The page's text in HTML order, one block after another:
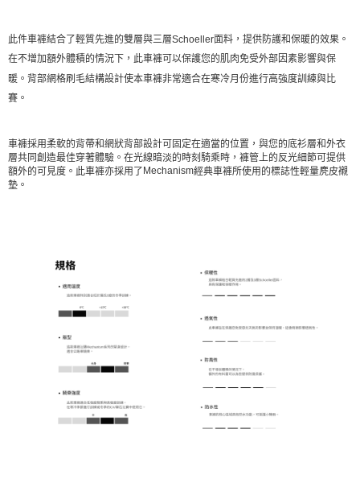
此件車褲結合了輕質先進的雙層與三層Schoeller面料，提供防護和保暖的效果。
在不增加額外體積的情況下，此車褲可以保護您的肌肉免受外部因素影響與保
暖。背部網格刷毛結構設計使本車褲非常適合在寒冷月份進行高強度訓練與比
賽。
車褲採用柔軟的背帶和網狀背部設計可固定在適當的位置，與您的底衫層和外衣
層共同創造最佳穿著體驗。在光線暗淡的時刻騎乘時，褲管上的反光細節可提供
額外的可見度。此車褲亦採用了Mechanism經典車褲所使用的標誌性輕量麂皮襯
墊。